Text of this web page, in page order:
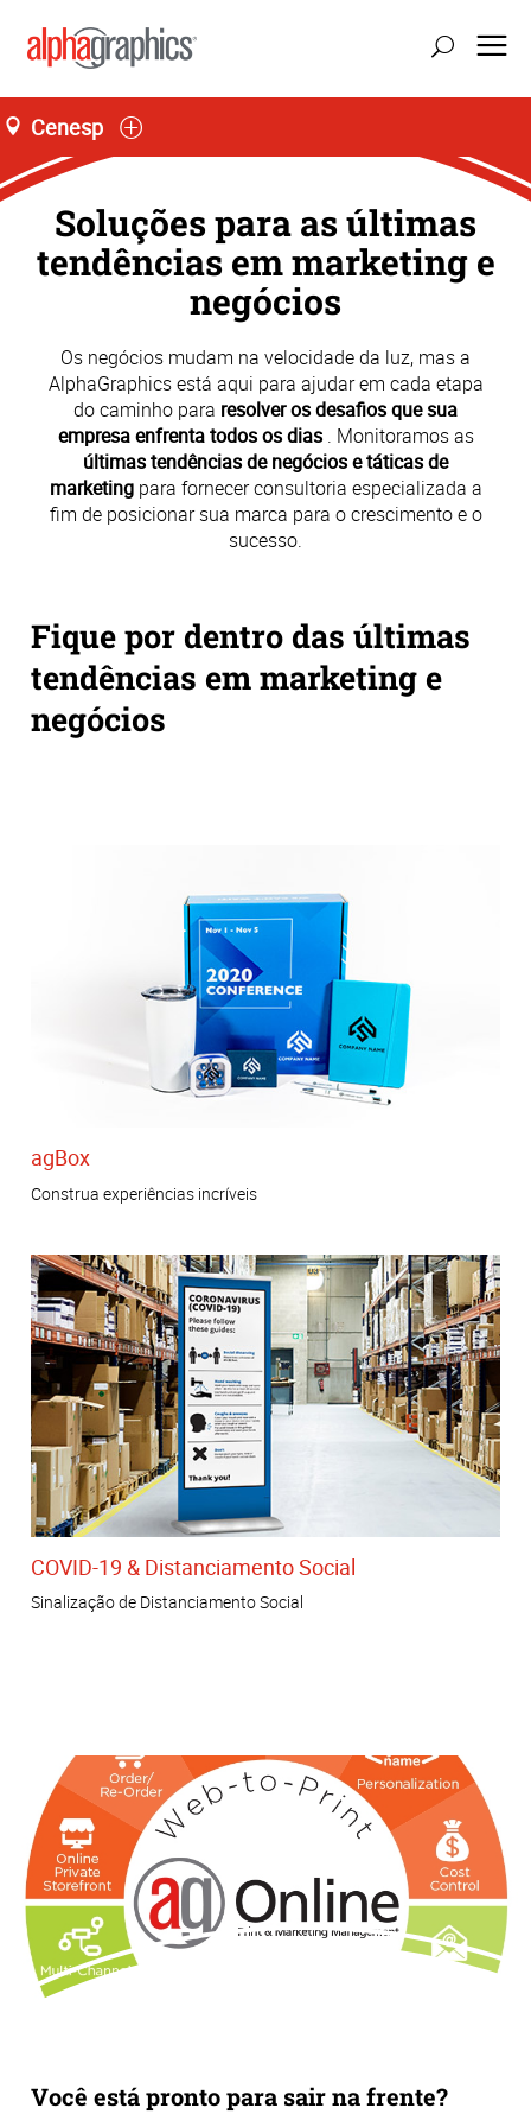
Cenesp
Soluções para as últimas
tendências em marketing e
negócios
Os negócios mudam na velocidade da luz, mas a
AlphaGraphics está aqui para ajudar em cada etapa
do caminho para resolver os desafios que sua
empresa enfrenta todos os dias . Monitoramos as
últimas tendências de negócios e táticas de
marketing para fornecer consultoria especializada a
fim de posicionar sua marca para o crescimento e o
sucesso.
Fique por dentro das últimas
tendências em marketing e
negócios
agBox
Construa experiências incríveis
COVID-19 & Distanciamento Social
Sinalização de Distanciamento Social
Você está pronto para sair na frente?